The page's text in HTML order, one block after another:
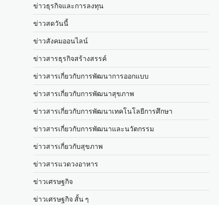
ข่าวธุรกิจและการลงทุน
ข่าวสดวันนี้
ข่าวสังคมออนไลน์
ข่าวสารธุรกิจสร้างสรรค์
ข่าวสารเกี่ยวกับการพัฒนาการออกแบบ
ข่าวสารเกี่ยวกับการพัฒนาสุขภาพ
ข่าวสารเกี่ยวกับการพัฒนาเทคโนโลยีการศึกษา
ข่าวสารเกี่ยวกับการพัฒนาและนวัตกรรม
ข่าวสารเกี่ยวกับสุขภาพ
ข่าวสารแวดวงอาหาร
ข่าวเศรษฐกิจ
ข่าวเศรษฐกิจ สั้น ๆ